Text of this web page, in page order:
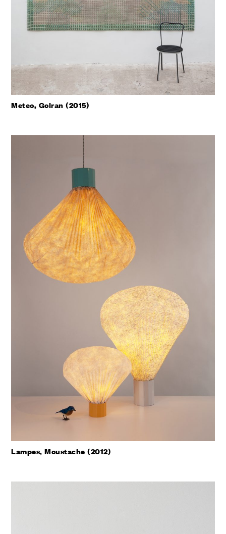
Meteo, Golran (2015)
Lampes, Moustache (2012)